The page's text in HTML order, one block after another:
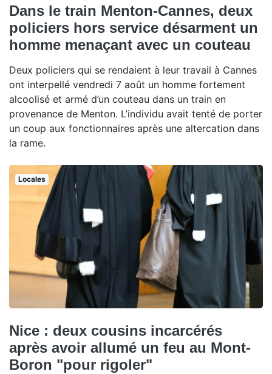
Dans le train Menton-Cannes, deux
policiers hors service désarment un
homme menaçant avec un couteau
Deux policiers qui se rendaient à leur travail à Cannes
ont interpellé vendredi 7 août un homme fortement
alcoolisé et armé d’un couteau dans un train en
provenance de Menton. L’individu avait tenté de porter
un coup aux fonctionnaires après une altercation dans
la rame.
Locales
Nice : deux cousins incarcérés
après avoir allumé un feu au Mont-
Boron "pour rigoler"